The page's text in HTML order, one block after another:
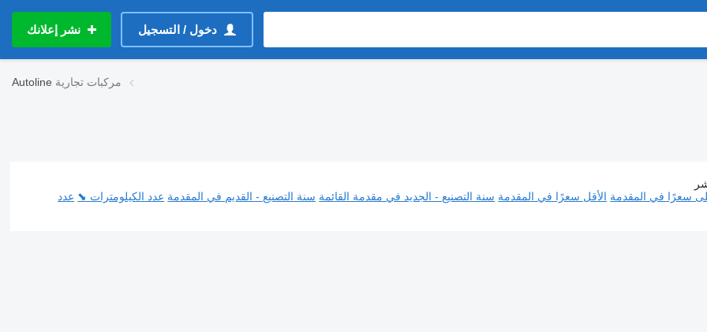
دخول / التسجيل نشر إعلانك
Autoline مركبات تجارية
مركبات تجارية, شاحنة خفيفة
سعرًا في المقدمة الأقل سعرًا في المقدمة سنة التصنيع - الجديد في مقدمة القائمة سنة التصنيع - القديم في المقدمة عدد الكيلومترات ⬊ عدد